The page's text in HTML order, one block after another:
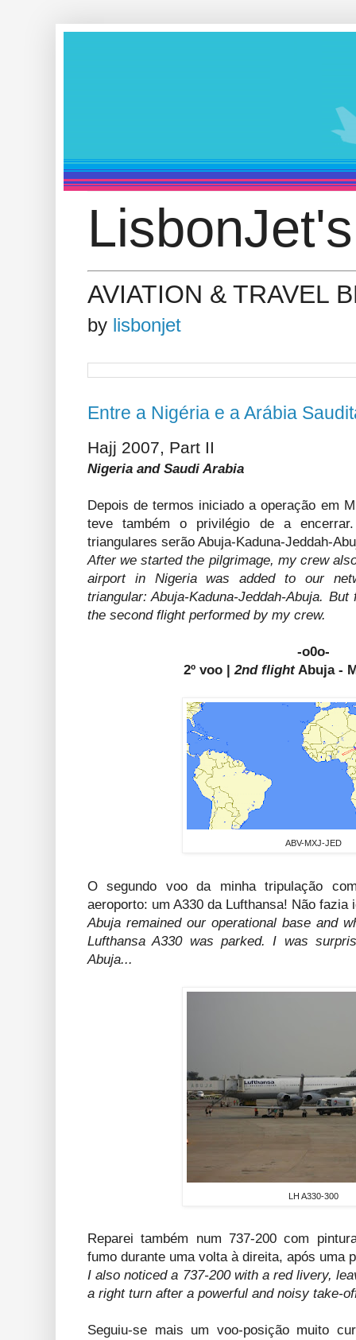
AVIATION & TRAVEL
by lisbonjet
Entre a Nigéria e a Arábia
Hajj 2007, Part II
Nigeria and Saudi Arabia
Depois de termos iniciado a operação em
teve também o privilégio de a
triangulares serão Abuja-Kaduna-Jeddah-
After we started the pilgrimage, my crew
airport in Nigeria was added to our
triangular: Abuja-Kaduna-Jeddah-Abuja.
the second flight performed by my crew.
-o0o-
2º voo |2nd flightAbuja -
ABV-MXJ-JED
O segundo voo da minha tripulação
aeroporto: um A330 da Lufthansa! Não fazia
Abuja remained our operational base and
Lufthansa A330 was parked. I was
Abuja...
LH A330-300
Reparei também num 737-200 com
fumo durante uma volta à direita, após uma
I also noticed a 737-200 with a red livery,
a right turn after a powerful and noisy take-
Seguiu-se mais um voo-posição muito